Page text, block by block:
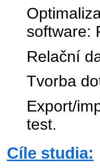
software:
Relační
Tvorba
Export/
test.
Cíle studia: